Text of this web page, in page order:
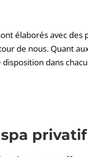
élaborés avec
de nous. Quant
dans
privatif